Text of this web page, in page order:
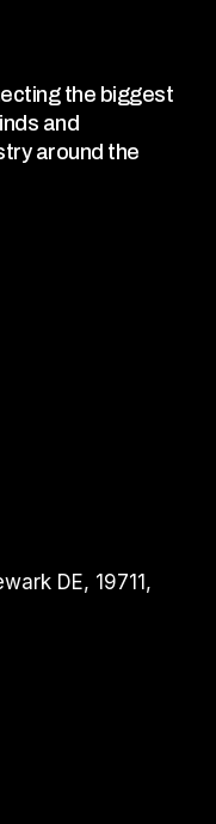
the biggest
and
around the
DE, 19711,